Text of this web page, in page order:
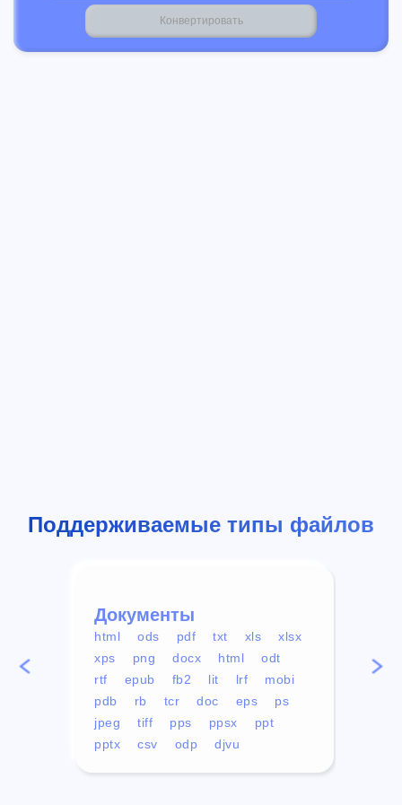
Поддерживаемые типы файлов
Документы
html ods pdf txt xls
xlsx
xps
png docx html
odt
rtf
epub fb2 lit lrf
mobi
pdb
rb tcr doc eps
ps
jpeg
tiff pps ppsx
ppt
pptx
csv odp djvu
mp4